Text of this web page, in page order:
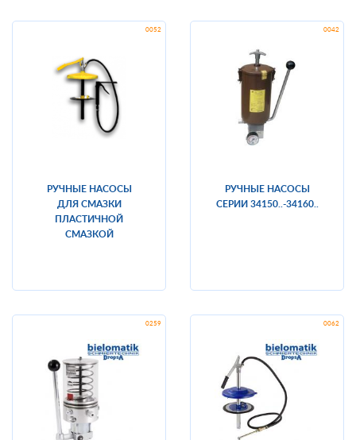
РУЧНЫЕ НАСОСЫ
ДЛЯ СМАЗКИ
ПЛАСТИЧНОЙ
СМАЗКОЙ
РУЧНЫЕ НАСОСЫ
СЕРИИ 34150..-34160..